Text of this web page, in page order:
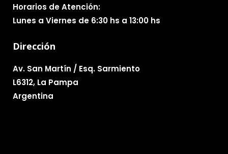
Horarios de Atención:
Lunes a Viernes de 6:30 hs a 13:00 hs
Dirección
Av. San Martín / Esq. Sarmiento
L6312, La Pampa
Argentina